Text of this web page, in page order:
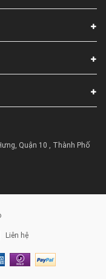
Quận 10 , Thành Phố
Liên hệ